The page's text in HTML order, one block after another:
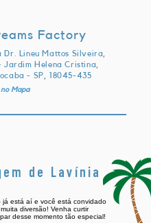
Factory
Dr. Lineu Mattos Silveira,
Jardim Helena Cristina,
- SP, 18045-435
Mapa
de Lavínia
já está aí e você está convidado
diversão! Venha curtir
desse momento tão especial!